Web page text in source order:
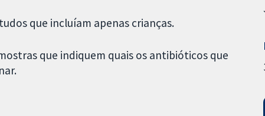
que incluíam apenas crianças.
que indiquem quais os antibióticos que